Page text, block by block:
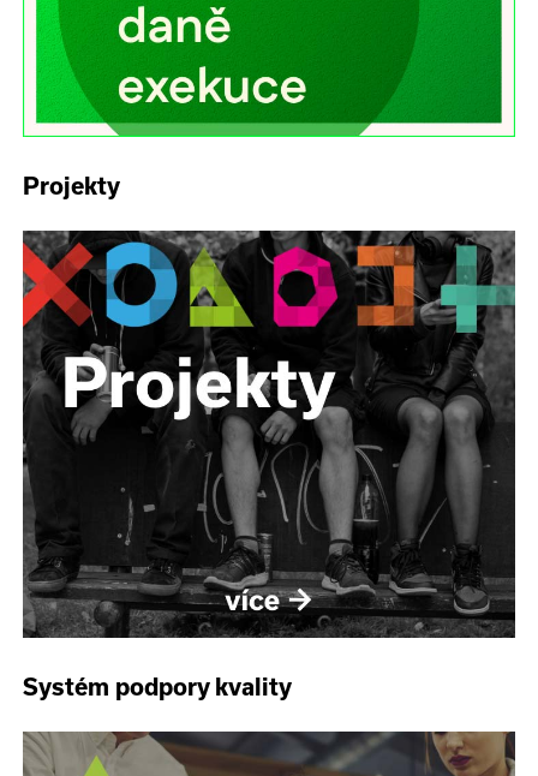
Projekty
Systém podpory kvality